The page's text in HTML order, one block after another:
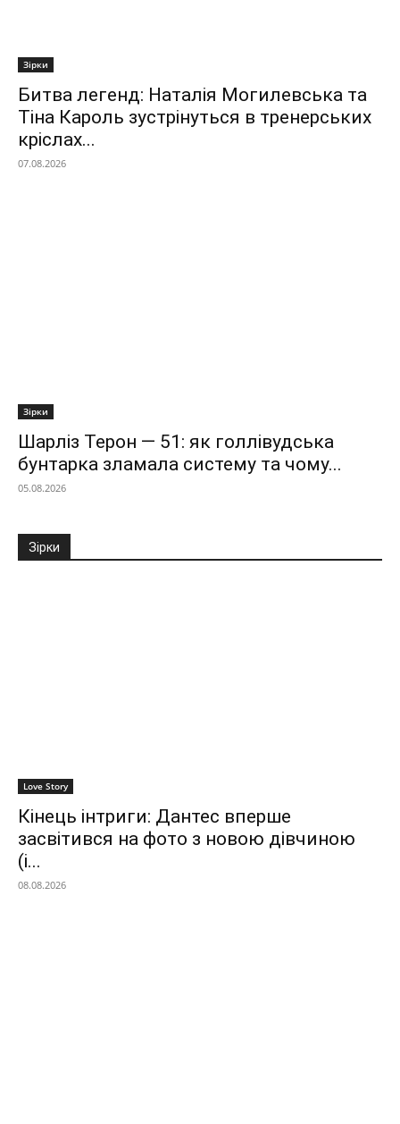
Зірки
Битва легенд: Наталія Могилевська та
Тіна Кароль зустрінуться в тренерських
кріслах...
07.08.2026
Зірки
Шарліз Терон — 51: як голлівудська
бунтарка зламала систему та чому...
05.08.2026
Зірки
Love Story
Кінець інтриги: Дантес вперше
засвітився на фото з новою дівчиною
(і...
08.08.2026